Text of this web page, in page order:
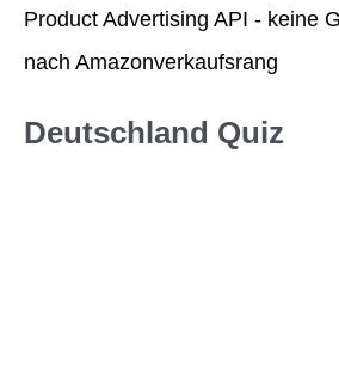
Product Advertising API - keine
nach Amazonverkaufsrang
Deutschland Quiz